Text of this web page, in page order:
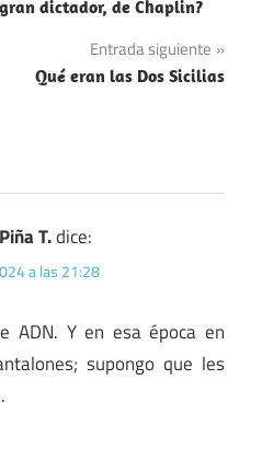
dictador, de Chaplin?
Entrada siguiente
Qué eran las Dos Sicilias
T.dice:
a las 21:28
ADN. Y en esa época en
supongo que les